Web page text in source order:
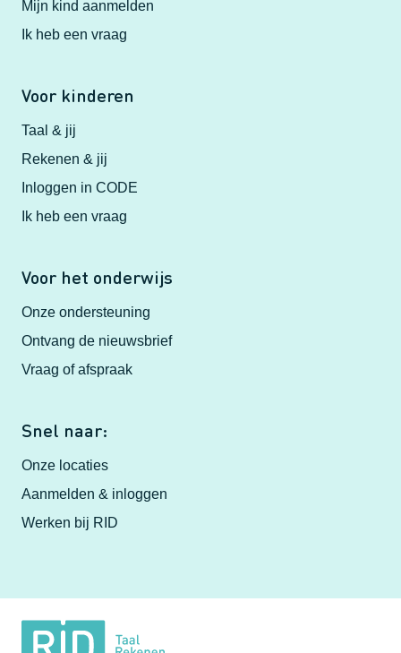
Mijn kind aanmelden
Ik heb een vraag
Voor kinderen
Taal & jij
Rekenen & jij
Inloggen in CODE
Ik heb een vraag
Voor het onderwijs
Onze ondersteuning
Ontvang de nieuwsbrief
Vraag of afspraak
Snel naar:
Onze locaties
Aanmelden & inloggen
Werken bij RID